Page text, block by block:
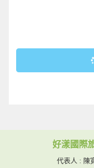
好漾國際
代表人 : 陳